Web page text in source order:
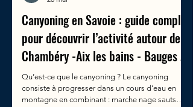
Fred Vallet
20 mai